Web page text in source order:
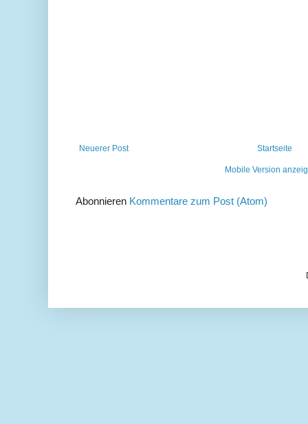
Neuerer Post Startseite
Mobile Version
Abonnieren Kommentare zum Post (Atom)